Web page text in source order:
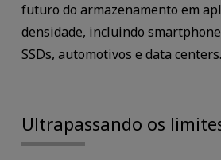
futuro do armazenamento em
densidade, incluindo
SSDs, automotivos e data centers.
Ultrapassando os